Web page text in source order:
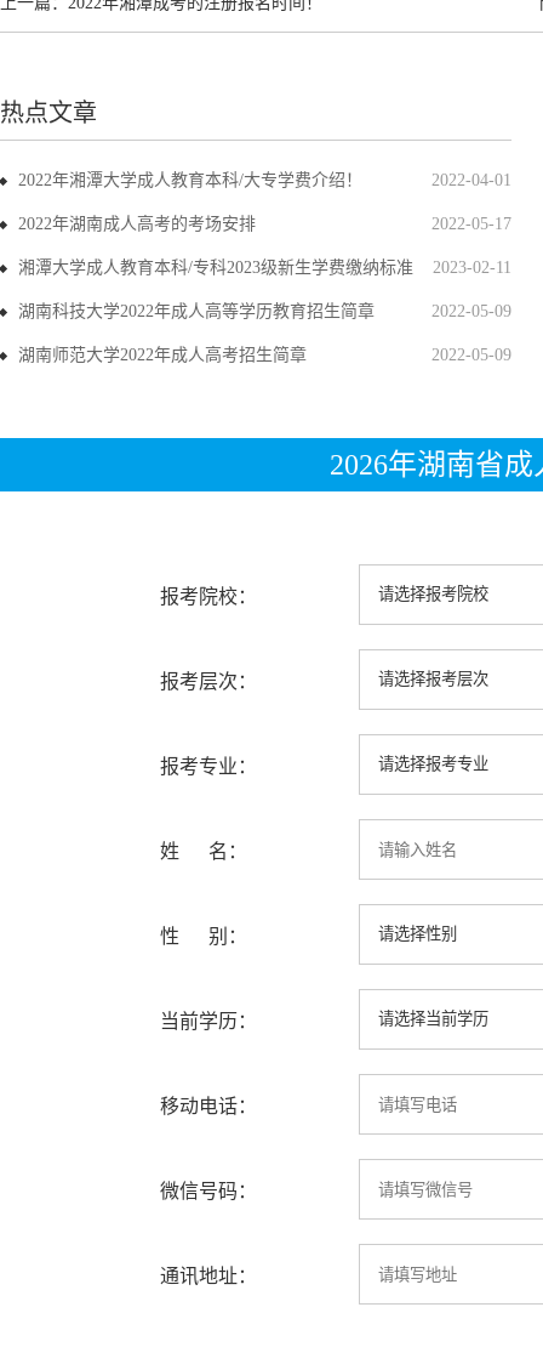
热点文章
2022-04-01
2022年湘潭大学成人教育本科/大专学费介绍！
2022-05-17
2022年湖南成人高考的考场安排
2023-02-11
湘潭大学成人教育本科/专科2023级新生学费缴纳标准
2022-05-09
湖南科技大学2022年成人高等学历教育招生简章
2022-05-09
湖南师范大学2022年成人高考招生简章
2026年湖南省
报考院校：
报考层次：
报考专业：
姓 名：
性 别：
当前学历：
移动电话：
微信号码：
通讯地址：